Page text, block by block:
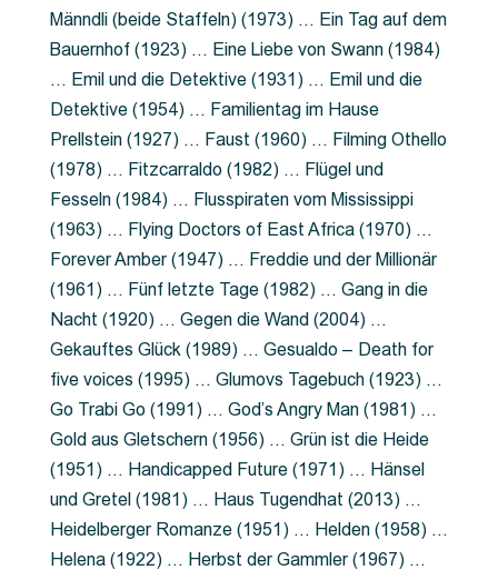
Männdli (beide Staffeln) (1973) … Ein Tag auf dem
Bauernhof (1923) … Eine Liebe von Swann (1984)
… Emil und die Detektive (1931) … Emil und die
Detektive (1954) … Familientag im Hause
Prellstein (1927) … Faust (1960) … Filming Othello
(1978) … Fitzcarraldo (1982) … Flügel und
Fesseln (1984) … Flusspiraten vom Mississippi
(1963) … Flying Doctors of East Africa (1970) …
Forever Amber (1947) … Freddie und der Millionär
(1961) … Fünf letzte Tage (1982) … Gang in die
Nacht (1920) … Gegen die Wand (2004) …
Gekauftes Glück (1989) … Gesualdo – Death for
five voices (1995) … Glumovs Tagebuch (1923) …
Go Trabi Go (1991) … God’s Angry Man (1981) …
Gold aus Gletschern (1956) … Grün ist die Heide
(1951) … Handicapped Future (1971) … Hänsel
und Gretel (1981) … Haus Tugendhat (2013) …
Heidelberger Romanze (1951) … Helden (1958) …
Helena (1922) … Herbst der Gammler (1967) …